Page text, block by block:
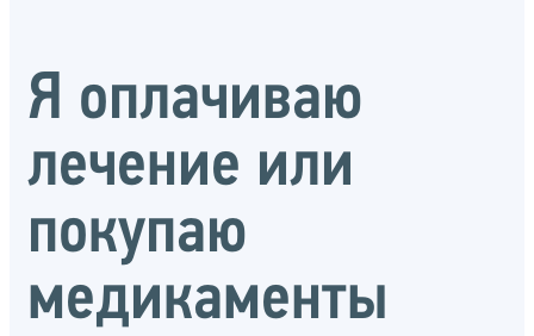
Я оплачиваю
лечение или
покупаю
медикаменты